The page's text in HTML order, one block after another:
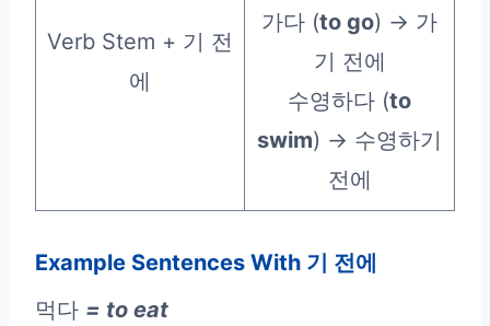
Verb Stem + 기 전
에
가다 (to go) → 가
기 전에
수영하다 (to
swim) → 수영하기
전에
Example Sentences With 기 전에
먹다 = to eat